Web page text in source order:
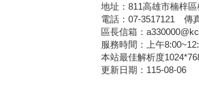
地址：811高雄市楠梓
電話：07-3517121 傳
區長信箱：
服務時間：上午
本站最佳解
更新日期： 115-08-06